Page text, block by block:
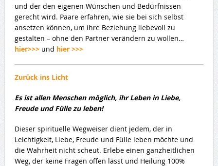
und der den eigenen Wünschen und Bedürfnissen
gerecht wird. Paare erfahren, wie sie bei sich selbst
ansetzen können, um ihre Beziehung liebevoll zu
gestalten – ohne den Partner verändern zu wollen…
hier>>> und hier >>>
Zurück ins Licht
Es ist allen Menschen möglich, ihr Leben in Liebe,
Freude und Fülle zu leben!
Dieser spirituelle Wegweiser dient jedem, der in
Leichtigkeit, Liebe, Freude und Fülle leben möchte und
die Wahrheit nicht scheut. Erlebe einen ganzheitlichen
Weg, der keine Fragen offen lässt und Heilung 100%